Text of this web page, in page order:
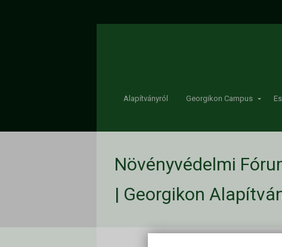
Alapítványról Georgikon Campus
Növényvédelmi
| Georgikon